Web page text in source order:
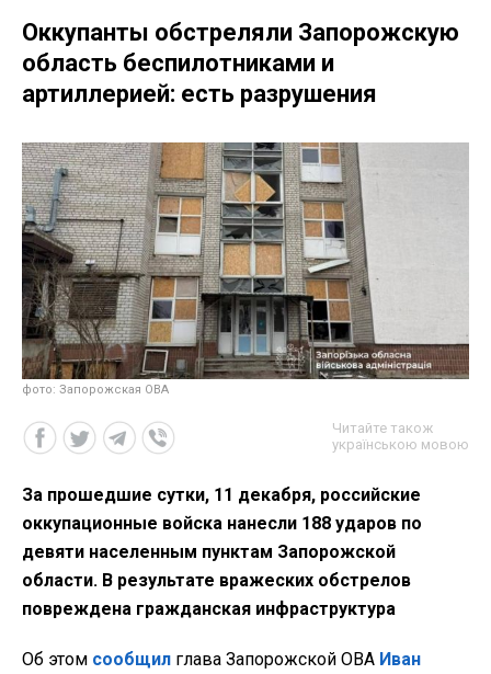
Оккупанты обстреляли Запорожскую
область беспилотниками и
артиллерией: есть разрушения
фото: Запорожская ОВА
Читайте також
українською мовою
За прошедшие сутки, 11 декабря, российские
оккупационные войска нанесли 188 ударов по
девяти населенным пунктам Запорожской
области. В результате вражеских обстрелов
повреждена гражданская инфраструктура
Об этом сообщил глава Запорожской ОВА Иван